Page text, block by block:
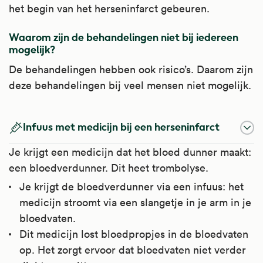
het begin van het herseninfarct gebeuren.
Waarom zijn de behandelingen niet bij iedereen
mogelijk?
De behandelingen hebben ook risico’s. Daarom zijn
deze behandelingen bij veel mensen niet mogelijk.
Infuus met medicijn bij een herseninfarct
Je krijgt een medicijn dat het bloed dunner maakt:
een bloedverdunner. Dit heet trombolyse.
Je krijgt de bloedverdunner via een infuus: het
medicijn stroomt via een slangetje in je arm in je
bloedvaten.
Dit medicijn lost bloedpropjes in de bloedvaten
op. Het zorgt ervoor dat bloedvaten niet verder